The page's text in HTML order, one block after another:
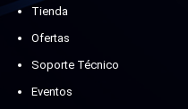
Tienda
Ofertas
Soporte Técnico
Eventos